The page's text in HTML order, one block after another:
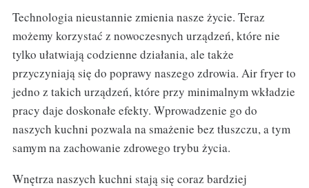
Technologia nieustannie zmienia nasze życie. Teraz
możemy korzystać z nowoczesnych urządzeń, które nie
tylko ułatwiają codzienne działania, ale także
przyczyniają się do poprawy naszego zdrowia. Air fryer to
jedno z takich urządzeń, które przy minimalnym wkładzie
pracy daje doskonałe efekty. Wprowadzenie go do
naszych kuchni pozwala na smażenie bez tłuszczu, a tym
samym na zachowanie zdrowego trybu życia.
Wnętrza naszych kuchni stają się coraz bardziej